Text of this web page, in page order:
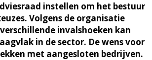
instellen om het bestuur
Volgens de organisatie
invalshoeken kan
in de sector. De wens voor
met aangesloten bedrijven.